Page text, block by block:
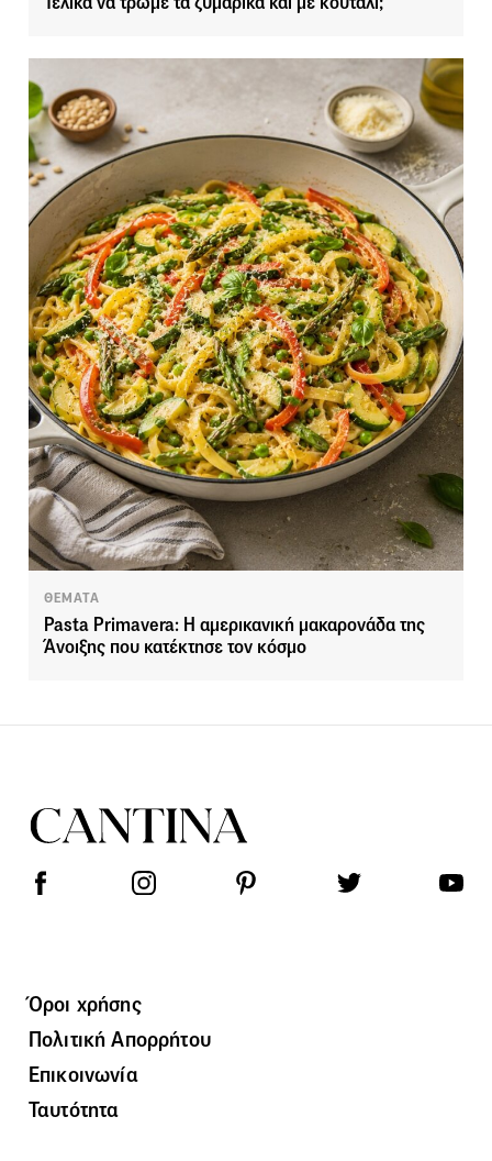
ΘΕΜΑΤΑ
Pasta Primavera: Η αμερικανική μακαρονάδα της
Άνοιξης που κατέκτησε τον κόσμο
Όροι χρήσης
Πολιτική Απορρήτου
Επικοινωνία
Ταυτότητα